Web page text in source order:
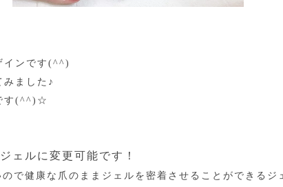
インです(^^)
みました♪
す(^^)☆
ェルに変更可能です！
で健康な爪のままジェルを密着させることができるジ